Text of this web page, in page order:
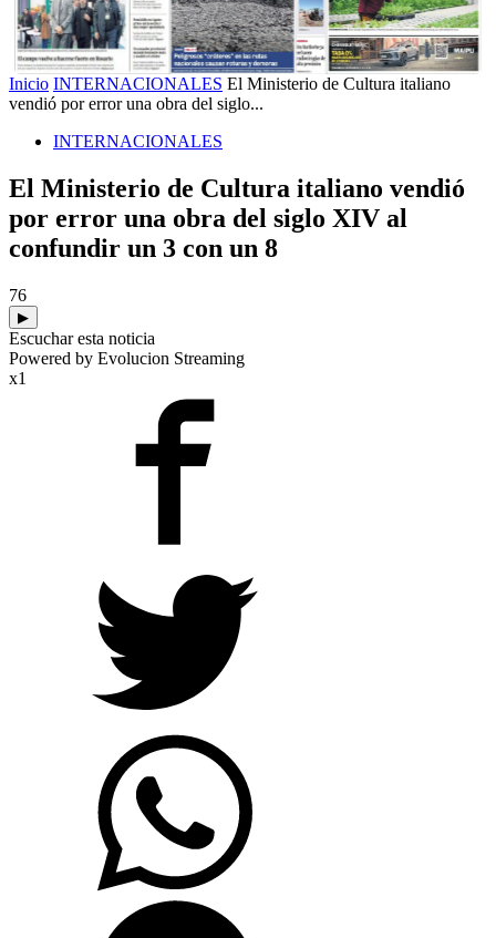
Inicio INTERNACIONALES El Ministerio de Cultura italiano
vendió por error una obra del siglo...
INTERNACIONALES
El Ministerio de Cultura italiano vendió
por error una obra del siglo XIV al
confundir un 3 con un 8
76
▶
Escuchar esta noticia
Powered by Evolucion Streaming
x1